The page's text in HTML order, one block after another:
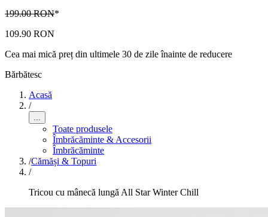
199.00 RON*
109.90 RON
Cea mai mică preț din ultimele 30 de zile înainte de reducere
Bărbătesc
Acasă
/
...
Toate produsele
Îmbrăcăminte & Accesorii
Îmbrăcăminte
/Cămăși & Topuri
/
Tricou cu mânecă lungă All Star Winter Chill